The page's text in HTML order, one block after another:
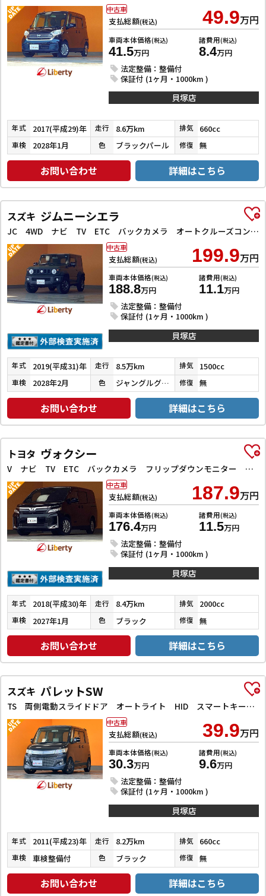
支払総額(税込) 49.9万円
車両本体価格(税込)
41.5万円
諸費用(税込)
8.4万円
法定整備：整備付
保証付 (1ヶ月・1000km )
中古車
貝塚店
年式 2017(平成29)年 走行 8.6万km 排気 660cc
車検 2028年1月 色 ブラックパール 修復 無
お問い合わせ 詳細はこちら
スズキ ジムニーシエラ
JC 4WD ナビ TV ETC バックカメラ オートクルーズコントロール レーンアシスト 衝突被害軽減システム オートライト LEDヘッドランプ ヘッドライトウォッシャー
支払総額(税込) 199.9万円
車両本体価格(税込)
188.8万円
諸費用(税込)
11.1万円
法定整備：整備付
保証付 (1ヶ月・1000km )
中古車
貝塚店
年式 2019(平成31)年 走行 8.5万km 排気 1500cc
車検 2028年2月 色 ジャングルグリーン 修復 無
お問い合わせ 詳細はこちら
トヨタ ヴォクシー
V ナビ TV ETC バックカメラ フリップダウンモニター クルーズコントロール レーンアシスト 衝突被害軽減システム 両側スライド・片側電動 オートマチックハイビーム LEDヘッドランプ スマートキー
支払総額(税込) 187.9万円
車両本体価格(税込)
176.4万円
諸費用(税込)
11.5万円
法定整備：整備付
保証付 (1ヶ月・1000km )
中古車
貝塚店
年式 2018(平成30)年 走行 8.4万km 排気 2000cc
車検 2027年1月 色 ブラック 修復 無
お問い合わせ 詳細はこちら
スズキ パレットSW
TS 両側電動スライドドア オートライト HID スマートキー 電動格納ミラー ベンチシート CVT 盗難防止システム ABS CD アルミホイール 衝突安全ボディ エアコン パワーステアリング
支払総額(税込) 39.9万円
車両本体価格(税込)
30.3万円
諸費用(税込)
9.6万円
法定整備：整備付
保証付 (1ヶ月・1000km )
中古車
貝塚店
年式 2011(平成23)年 走行 8.2万km 排気 660cc
車検 車検整備付 色 ブラック 修復 無
お問い合わせ 詳細はこちら